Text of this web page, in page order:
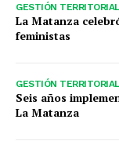
GESTIÓN TERRITORIAL
La Matanza
feministas
GESTIÓN TERRITORIAL
Seis años
La Matanza